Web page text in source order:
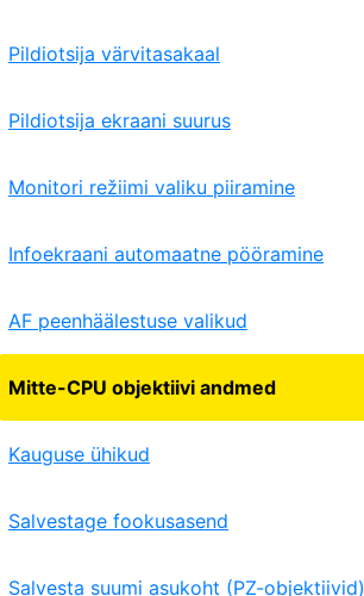
Pildiotsija värvitasakaal
Pildiotsija ekraani suurus
Monitori režiimi valiku piiramine
Infoekraani automaatne pööramine
AF peenhäälestuse valikud
Mitte-CPU objektiivi andmed
Kauguse ühikud
Salvestage fookusasend
Salvesta suumi asukoht (PZ-objektiivid)